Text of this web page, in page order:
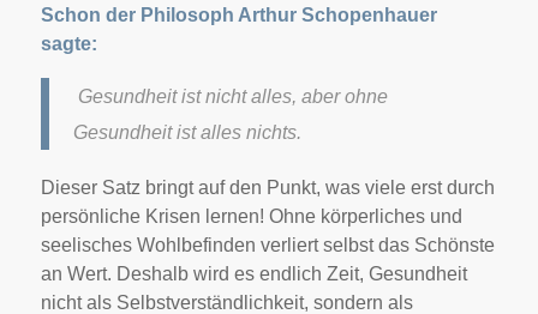
Schon der Philosoph Arthur Schopenhauer
sagte:
Gesundheit ist nicht alles, aber ohne
Gesundheit ist alles nichts.
Dieser Satz bringt auf den Punkt, was viele erst durch
persönliche Krisen lernen! Ohne körperliches und
seelisches Wohlbefinden verliert selbst das Schönste
an Wert. Deshalb wird es endlich Zeit, Gesundheit
nicht als Selbstverständlichkeit, sondern als